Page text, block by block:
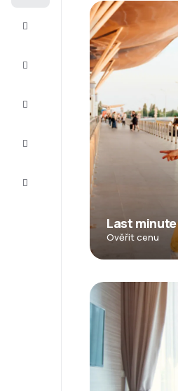
Last minute
Ověřit cenu